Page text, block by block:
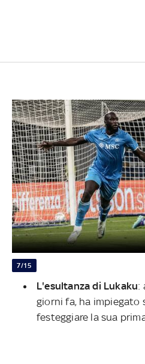
7/15
L'esultanza di Lukaku:
giorni fa, ha impiegato
festeggiare la sua